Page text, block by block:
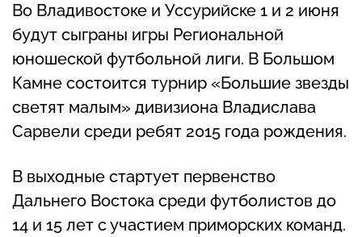
Во Владивостоке и Уссурийске 1 и 2 июня
будут сыграны игры Региональной
юношеской футбольной лиги. В Большом
Камне состоится турнир «Большие звезды
светят малым» дивизиона Владислава
Сарвели среди ребят 2015 года рождения.
В выходные стартует первенство
Дальнего Востока среди футболистов до
14 и 15 лет с участием приморских команд.